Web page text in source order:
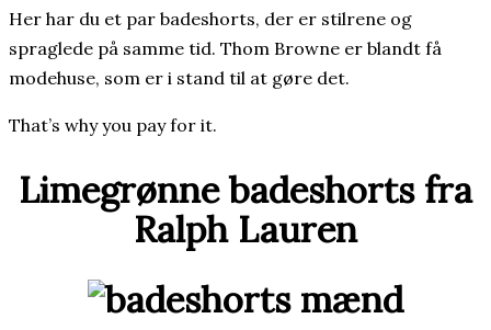
Her har du et par badeshorts, der er stilrene og
spraglede på samme tid. Thom Browne er blandt få
modehuse, som er i stand til at gøre det.
That’s why you pay for it.
Limegrønne badeshorts fra
Ralph Lauren